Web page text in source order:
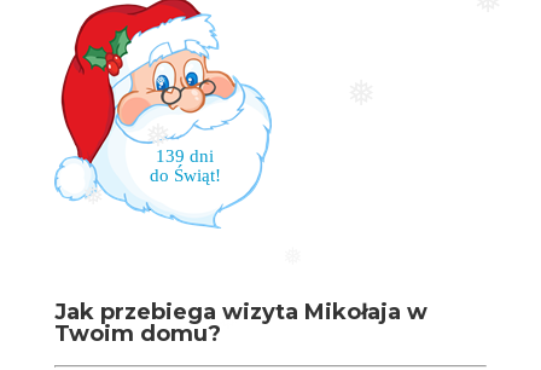
❅
❅
❅
139 dni
do Świąt!
Jak przebiega wizyta Mikołaja w
Twoim domu?